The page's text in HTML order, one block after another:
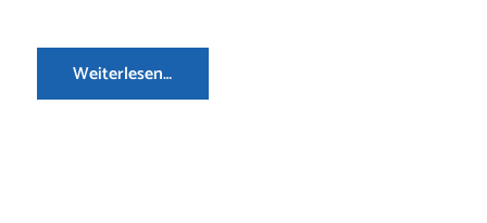
Weiterlesen…